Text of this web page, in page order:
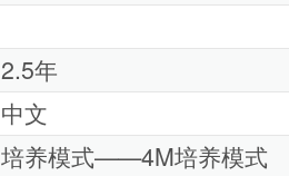
2.5年
中文
培养模式——4M培养模式